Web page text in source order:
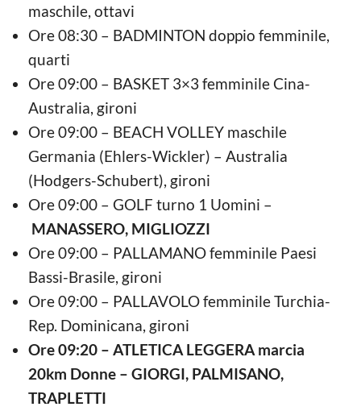
maschile, ottavi
Ore 08:30 – BADMINTON doppio femminile,
quarti
Ore 09:00 – BASKET 3×3 femminile Cina-
Australia, gironi
Ore 09:00 – BEACH VOLLEY maschile
Germania (Ehlers-Wickler) – Australia
(Hodgers-Schubert), gironi
Ore 09:00 – GOLF turno 1 Uomini –
MANASSERO, MIGLIOZZI
Ore 09:00 – PALLAMANO femminile Paesi
Bassi-Brasile, gironi
Ore 09:00 – PALLAVOLO femminile Turchia-
Rep. Dominicana, gironi
Ore 09:20 – ATLETICA LEGGERA marcia
20km Donne – GIORGI, PALMISANO,
TRAPLETTI